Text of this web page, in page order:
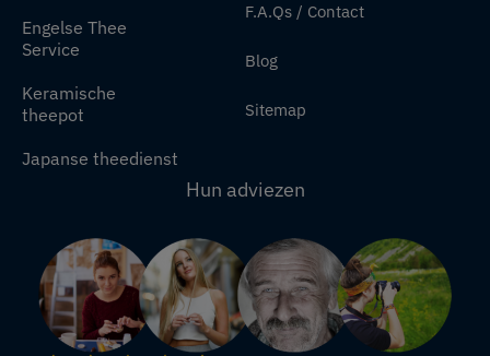
Engelse Thee
Service
Keramische
theepot
Japanse theedienst
F.A.Qs / Contact
Blog
Sitemap
Hun adviezen